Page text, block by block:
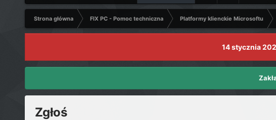
Strona główna FIX PC - Pomoc techniczna Platformy klienckie Microsoftu
14 stycznia
Zgłoś